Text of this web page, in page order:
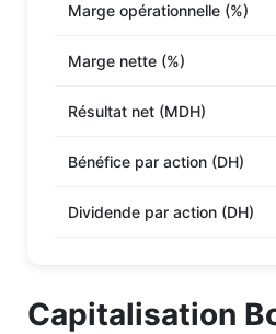
Marge opérationnelle (%)
Marge nette (%)
Résultat net (MDH)
Bénéfice par action (DH)
Dividende par action (DH)
Capitalisation